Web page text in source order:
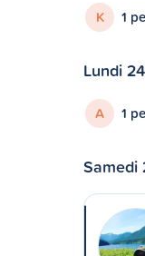
K 1
Lundi
A 1